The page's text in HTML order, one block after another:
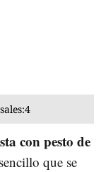
4
con pesto de
que se